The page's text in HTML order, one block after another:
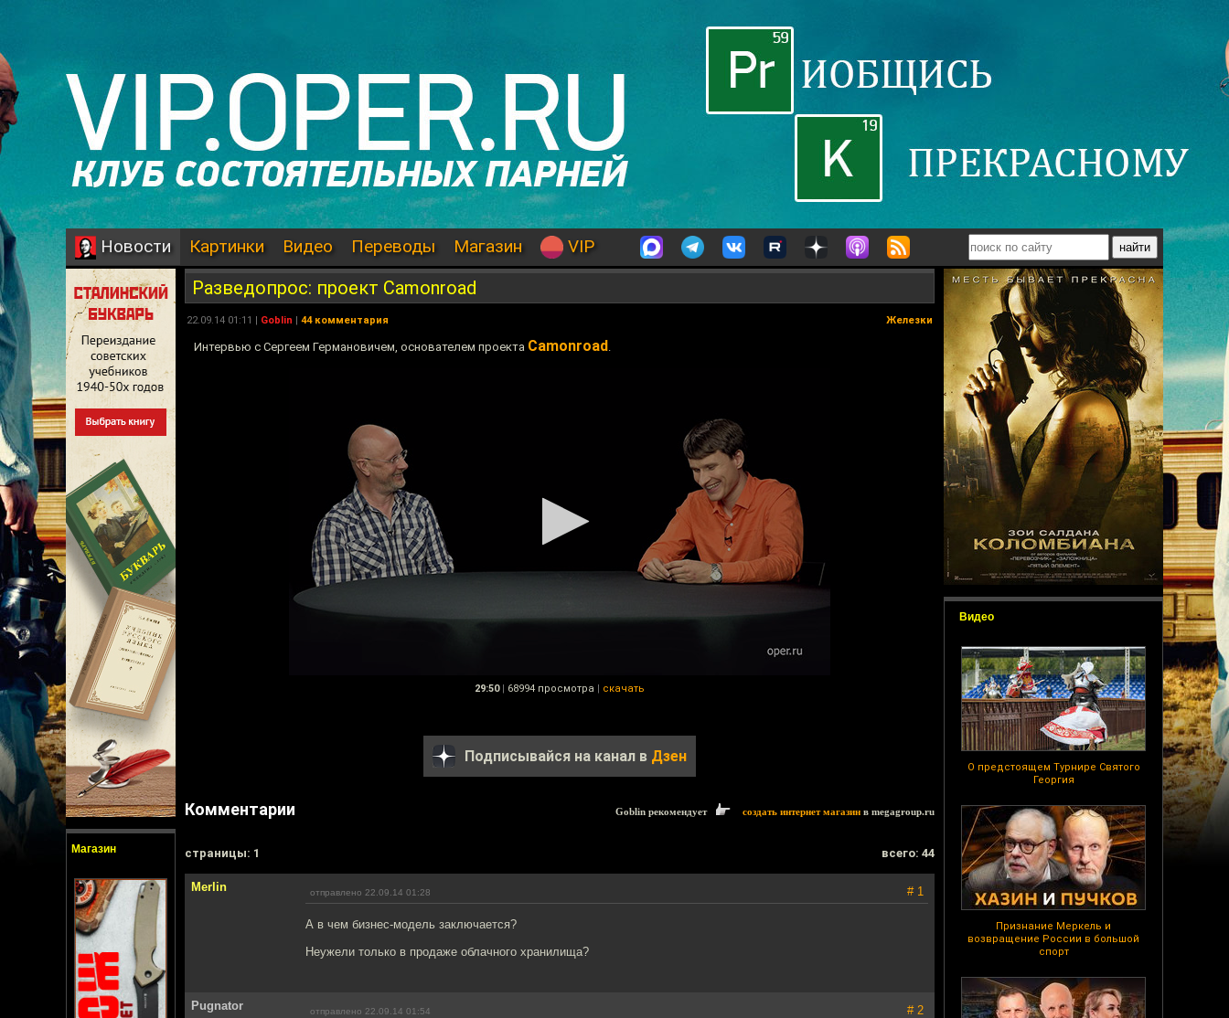
Новости Картинки Видео Переводы Магазин VIP
Магазин
Видео
О предстоящем Турнире Святого
Георгия
Признание Меркель и
возвращение России в большой
спорт
Разведопрос: проект Camonroad
22.09.14 01:11 | Goblin | 44 комментария Железки
Интервью с Сергеем Германовичем, основателем проекта Camonroad.
29:50 | 68994 просмотра | скачать
Подписывайся на канал в Дзен
Комментарии Goblin рекомендует создать интернет магазин в megagroup.ru
cтраницы: 1 всего: 44
Merlin отправлено 22.09.14 01:28 # 1
А в чем бизнес-модель заключается?
Неужели только в продаже облачного хранилища?
Pugnator отправлено 22.09.14 01:54 # 2